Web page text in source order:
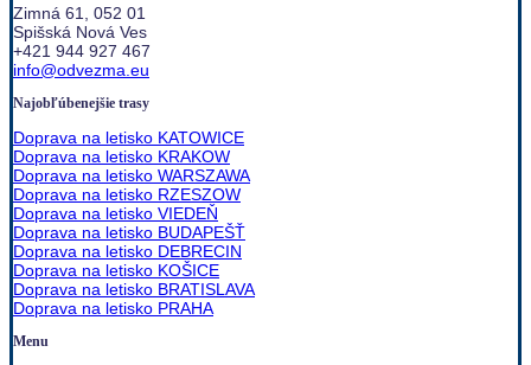
Zimná 61, 052 01
Spišská Nová Ves
+421 944 927 467
info@odvezma.eu
Najobľúbenejšie trasy
Doprava na letisko KATOWICE
Doprava na letisko KRAKOW
Doprava na letisko WARSZAWA
Doprava na letisko RZESZOW
Doprava na letisko VIEDEŇ
Doprava na letisko BUDAPEŠŤ
Doprava na letisko DEBRECIN
Doprava na letisko KOŠICE
Doprava na letisko BRATISLAVA
Doprava na letisko PRAHA
Menu